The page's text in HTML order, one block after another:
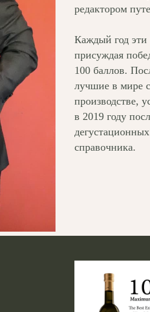
редактором
Каждый год эти
присуждая
100 баллов.
лучшие в мире
производстве,
в 2019 году
справочника.